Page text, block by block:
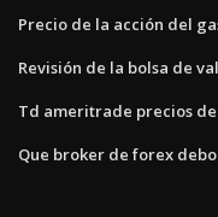
Precio de la acción del
Revisión de la bolsa de
Td ameritrade precios
Que broker de forex